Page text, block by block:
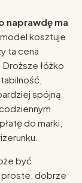
naprawdę ma
kosztuje
ta cena
łóżko
spójną
do marki,
być
proste, dobrze